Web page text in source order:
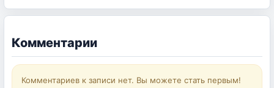
Комментарии
Комментариев к записи нет. Вы можете стать первым!